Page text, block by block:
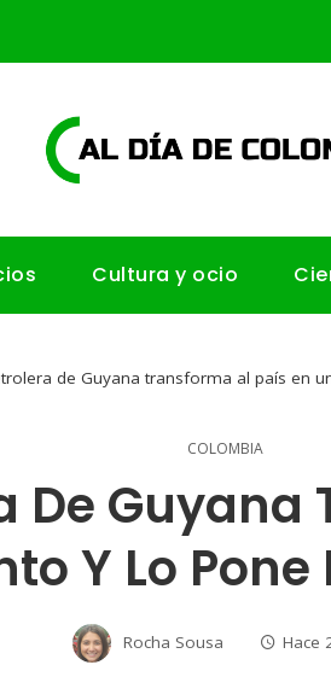
Cultura y ocio
de Guyana transforma al país en
COLOMBIA
De Guyana
Y Lo
Rocha Sousa Hace